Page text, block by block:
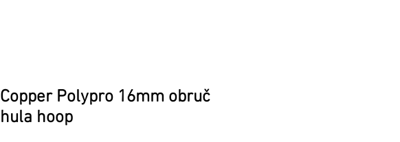
Copper Polypro 16mm obruč
hula hoop